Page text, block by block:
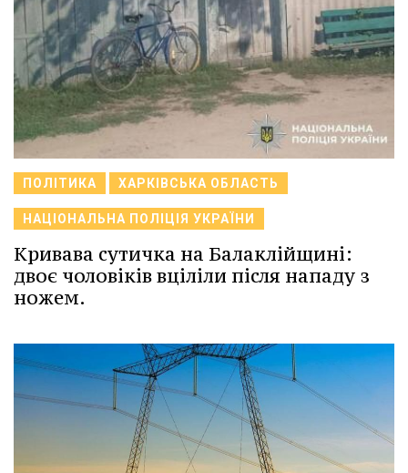
ПОЛІТИКА ХАРКІВСЬКА ОБЛАСТЬ
НАЦІОНАЛЬНА ПОЛІЦІЯ УКРАЇНИ
Кривава сутичка на Балаклійщині:
двоє чоловіків вціліли після нападу з
ножем.